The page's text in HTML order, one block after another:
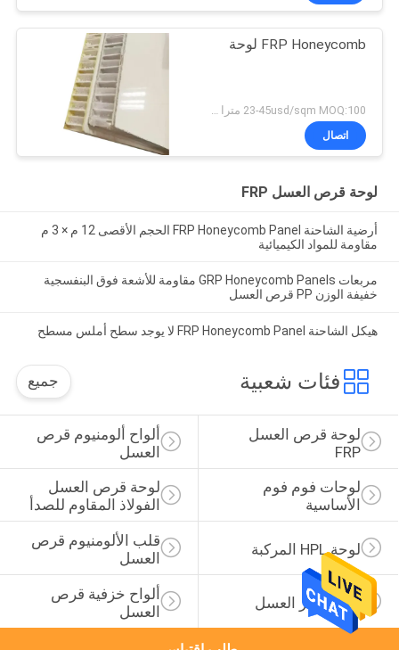
FRP Honeycomb لوحة
اتصال
لوحة قرص العسل FRP
أرضية الشاحنة FRP Honeycomb Panel الحجم الأقصى 12 م × 3 م
مقاومة للمواد الكيميائية
مربعات GRP Honeycomb Panels مقاومة للأشعة فوق البنفسجية
خفيفة الوزن PP قرص العسل
هيكل الشاحنة FRP Honeycomb Panel لا يوجد سطح أملس مسطح
فئات شعبية جميع
ألواح ألومنيوم قرص
العسل
لوحة قرص العسل
FRP
لوحة قرص العسل
الفولاذ المقاوم للصدأ
لوحات فوم فوم
الأساسية
قلب الألومنيوم قرص
العسل
لوحة HPL المركبة
ألواح خزفية قرص
العسل
لوحة حجر العسل